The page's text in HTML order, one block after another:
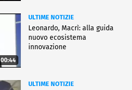
00:44
ULTIME NOTIZIE
Leonardo, Macrì: alla guida
nuovo ecosistema
innovazione
ULTIME NOTIZIE